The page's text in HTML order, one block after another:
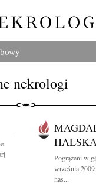
nekrologi
Pogrążeni w
września
nas...